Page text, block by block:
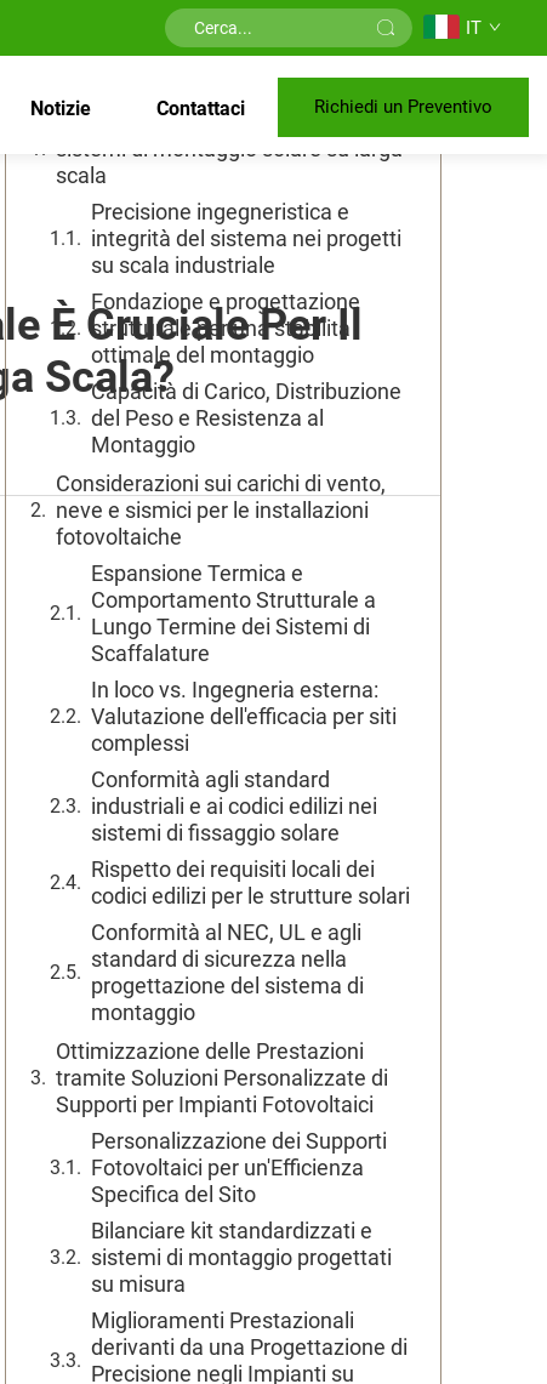
IT
Notizie Contattaci Richiedi un Preventivo
È Cruciale Per Il
Scala?
Garantire l'integrità strutturale nei
sistemi di montaggio solare su larga
scala
Precisione ingegneristica e
integrità del sistema nei progetti
su scala industriale
Fondazione e progettazione
strutturale per una stabilità
ottimale del montaggio
Capacità di Carico, Distribuzione
del Peso e Resistenza al
Montaggio
Considerazioni sui carichi di vento,
neve e sismici per le installazioni
fotovoltaiche
Espansione Termica e
Comportamento Strutturale a
Lungo Termine dei Sistemi di
Scaffalature
In loco vs. Ingegneria esterna:
Valutazione dell'efficacia per siti
complessi
Conformità agli standard
industriali e ai codici edilizi nei
sistemi di fissaggio solare
Rispetto dei requisiti locali dei
codici edilizi per le strutture solari
Conformità al NEC, UL e agli
standard di sicurezza nella
progettazione del sistema di
montaggio
Ottimizzazione delle Prestazioni
tramite Soluzioni Personalizzate di
Supporti per Impianti Fotovoltaici
Personalizzazione dei Supporti
Fotovoltaici per un'Efficienza
Specifica del Sito
Bilanciare kit standardizzati e
sistemi di montaggio progettati
su misura
Miglioramenti Prestazionali
derivanti da una Progettazione di
Precisione negli Impianti su